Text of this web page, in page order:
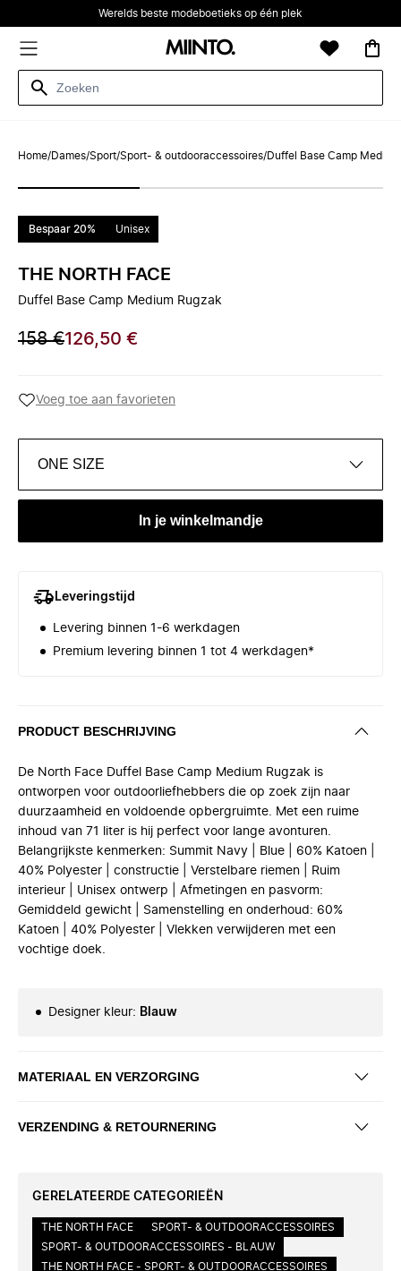
Werelds beste modeboetieks op één plek
Home/Dames/Sport/Sport- & outdooraccessoires/Duffel Base Camp
Bespaar 20% Unisex
THE NORTH FACE
Duffel Base Camp Medium Rugzak
158 €126,50 €
Voeg toe aan favorieten
ONE SIZE
In je winkelmandje
Leveringstijd
Levering binnen 1-6 werkdagen
Premium levering binnen 1 tot 4 werkdagen*
PRODUCT BESCHRIJVING
De North Face Duffel Base Camp Medium Rugzak is
ontworpen voor outdoorliefhebbers die op zoek zijn naar
duurzaamheid en voldoende opbergruimte. Met een ruime
inhoud van 71 liter is hij perfect voor lange avonturen.
Belangrijkste kenmerken: Summit Navy | Blue | 60% Katoen |
40% Polyester | constructie | Verstelbare riemen | Ruim
interieur | Unisex ontwerp | Afmetingen en pasvorm:
Gemiddeld gewicht | Samenstelling en onderhoud: 60%
Katoen | 40% Polyester | Vlekken verwijderen met een
vochtige doek.
Designer kleur: Blauw
MATERIAAL EN VERZORGING
VERZENDING & RETOURNERING
GERELATEERDE CATEGORIEËN
THE NORTH FACE
SPORT- & OUTDOORACCESSOIRES
SPORT- & OUTDOORACCESSOIRES - BLAUW
THE NORTH FACE - SPORT- & OUTDOORACCESSOIRES